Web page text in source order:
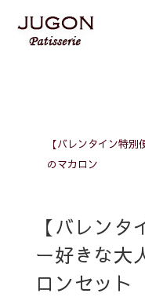
【バレンタイン特
のマカロン
【バレン
ー好きな大
ロンセット